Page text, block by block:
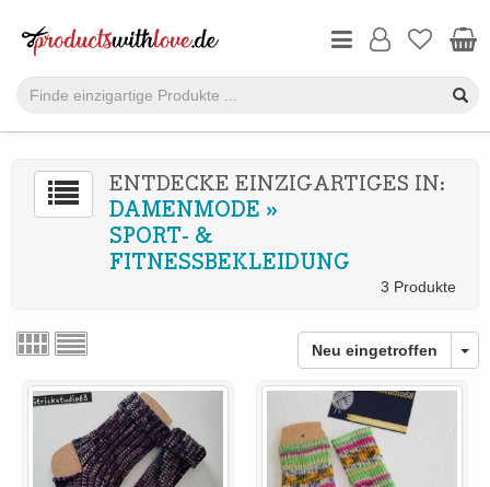
ENTDECKE EINZIGARTIGES IN:
DAMENMODE »
SPORT- &
FITNESSBEKLEIDUNG
3 Produkte
Neu eingetroffen